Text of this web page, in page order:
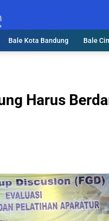
Bale Kota Bandung Bale
Harus